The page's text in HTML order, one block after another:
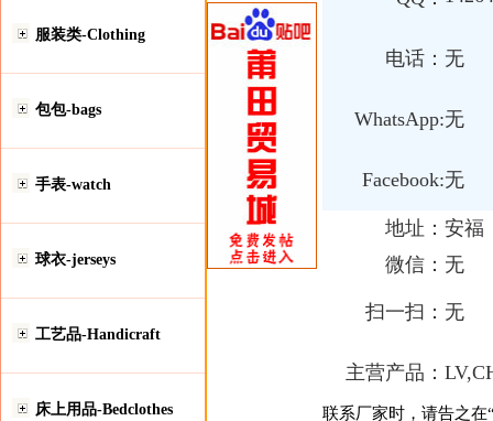
服装类-Clothing
包包-bags
手表-watch
球衣-jerseys
工艺品-Handicraft
床上用品-Bedclothes
电话： 无
WhatsApp:无
Facebook:无
地址： 安福
微信： 无
扫一扫： 无
主营产品：
联系厂家时，请告之在